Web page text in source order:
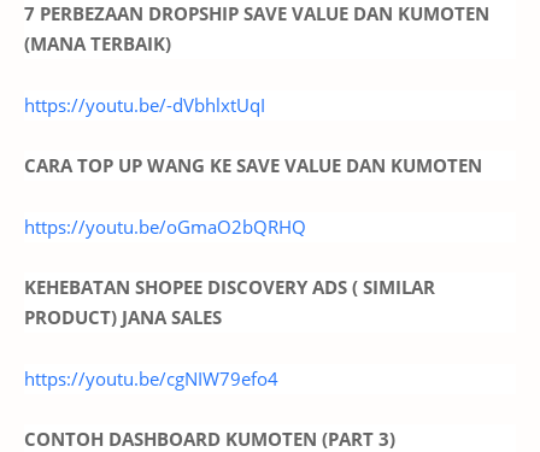
7 PERBEZAAN DROPSHIP SAVE VALUE DAN KUMOTEN
(MANA TERBAIK)
https://youtu.be/-dVbhlxtUqI
CARA TOP UP WANG KE SAVE VALUE DAN KUMOTEN
https://youtu.be/oGmaO2bQRHQ
KEHEBATAN SHOPEE DISCOVERY ADS ( SIMILAR
PRODUCT) JANA SALES
https://youtu.be/cgNIW79efo4
CONTOH DASHBOARD KUMOTEN (PART 3)